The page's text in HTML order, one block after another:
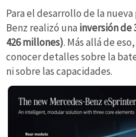
Para el desarrollo de la
Benz realizó una inversión de
426 millones). Más allá de
conocer detalles sobre la
ni sobre las capacidades.